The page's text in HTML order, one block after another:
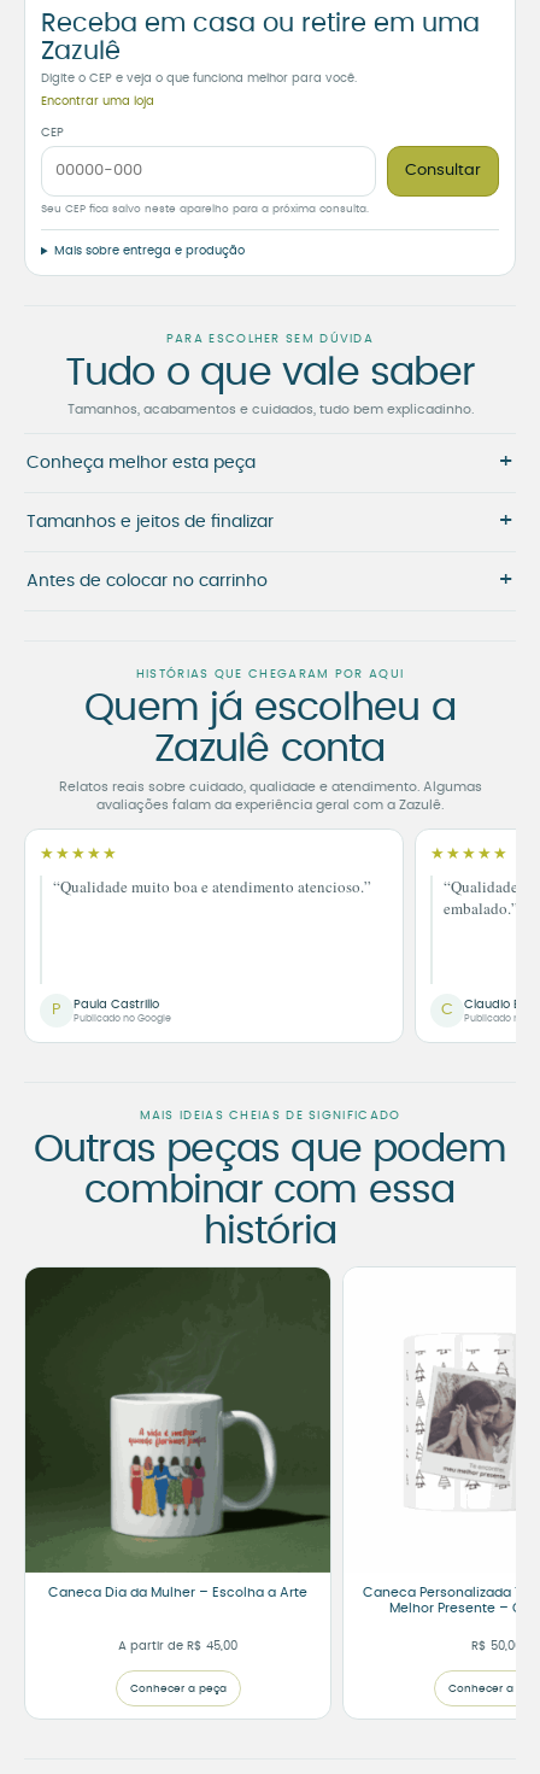
Receba em casa ou retire em uma
Zazulê
Digite o CEP e veja o que funciona melhor para você.
Encontrar uma loja
CEP
Consultar
Seu CEP fica salvo neste aparelho para a próxima consulta.
Mais sobre entrega e produção
PARA ESCOLHER SEM DÚVIDA
Tudo o que vale saber
Tamanhos, acabamentos e cuidados, tudo bem explicadinho.
Conheça melhor esta peça +
Tamanhos e jeitos de finalizar +
Antes de colocar no carrinho +
HISTÓRIAS QUE CHEGARAM POR AQUI
Quem já escolheu a
Zazulê conta
Relatos reais sobre cuidado, qualidade e atendimento. Algumas
avaliações falam da experiência geral com a Zazulê.
★★★★★
“Qualidade muito boa e atendimento atencioso.”
P Paula Castrillo
Publicado no Google
★★★★★
“Qualidade
embalado.”
C Claudio
Publicado no
MAIS IDEIAS CHEIAS DE SIGNIFICADO
Outras peças que podem
combinar com essa
história
Caneca Dia da Mulher – Escolha a Arte
A partir de R$ 45,00
Conhecer a peça
Caneca Personalizada Te
Melhor Presente –
R$ 50,00
Conhecer a